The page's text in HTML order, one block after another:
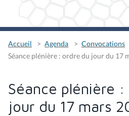
Accueil Agenda
Convocations
Séance plénière : ordre du jour du 17
Séance plénière
jour du 17 mars